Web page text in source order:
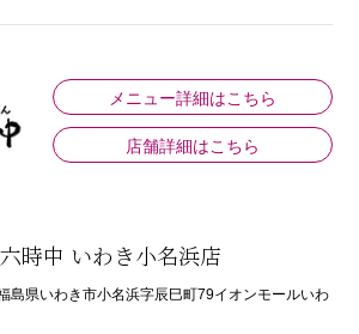
メニュー詳細はこちら
店舗詳細はこちら
時中 いわき小名浜店
島県いわき市小名浜字辰巳町79イオンモールいわ